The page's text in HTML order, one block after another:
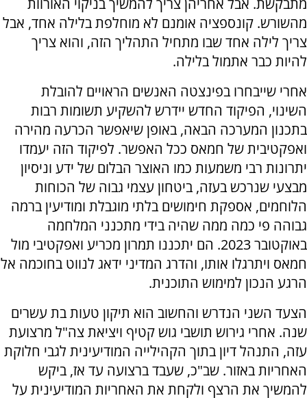
מהשורש. קונספציה אומנם לא מוחלפת בלילה אחד, אבל
צריך לילה אחד שבו מתחיל התהליך הזה, והוא צריך
להיות כבר אתמול בלילה.
אחרי שייבחרו בפינצטה האנשים הראויים להובלת
השינוי, הפיקוד החדש יידרש להשקיע תשומות רבות
בתכנון המערכה הבאה, באופן שיאפשר הכרעה מהירה
ואפקטיבית של חמאס ככל האפשר. לפיקוד הזה יעמדו
יתרונות רבי משמעות כמו האוצר הבלום של ידע וניסיון
מבצעי שנרכש בעזה, ביטחון עצמי גבוה של הכוחות
הלוחמים, אספקת חימושים בלתי מוגבלת ומודיעין ברמה
גבוהה פי כמה ממה שהיה בידי מתכנני המלחמה
באוקטובר 2023. הם יתכננו תמרון מכריע ואפקטיבי מול
חמאס ויתרגלו אותו, והדרג המדיני ידאג לנווט בחוכמה אל
הרגע הנכון למימוש התוכנית.
הצעד השני הנדרש והחשוב הוא תיקון טעות בת עשרים
שנה. אחרי גירוש תושבי גוש קטיף ויציאת צה"ל מרצועת
עזה, התנהל דיון בתוך הקהילייה המודיעינית לגבי חלוקת
האחריות באזור. שב"כ, שעבד ברצועה עד אז, ביקש
להמשיך את הרצף ולקחת את האחריות המודיעינית על